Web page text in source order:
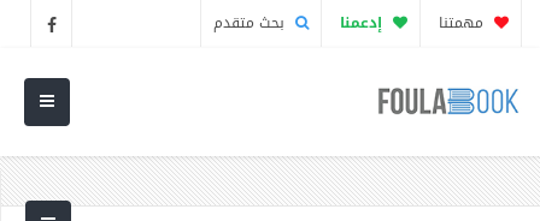
مهمتنا إدعمنا بحث متقدم